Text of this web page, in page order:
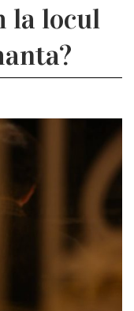
la locul